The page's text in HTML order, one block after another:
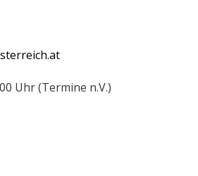
Uhr (Termine n.V.)